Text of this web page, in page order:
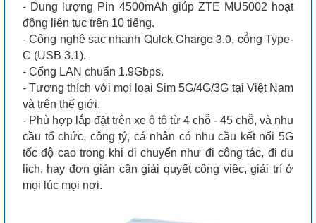
- Dung lượng Pin 4500mAh giúp ZTE MU5002 hoạt
động liên tục trên 10 tiếng.
- Công nghệ sạc nhanh Quick Charge 3.0, cổngType-
C (USB 3.1).
- Cổng LAN chuẩn 1.9Gbps.
- Tương thích với mọi loại Sim 5G/4G/3G tại Việt Nam
và trên thế giới.
- Phù hợp lắp đặt trên xe ô tô từ 4 chỗ - 45 chỗ, và nhu
cầu tổ chức, công tý, cá nhân có nhu cầu kết nối 5G
tốc độ cao trong khi di chuyển như đi công tác, đi du
lịch, hay đơn giản cần giải quyết công việc, giải trí ở
mọi lúc mọi nơi.